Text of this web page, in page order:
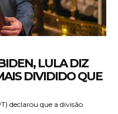
LULA DIZ
DIVIDIDO QUE
declarou que a divisão